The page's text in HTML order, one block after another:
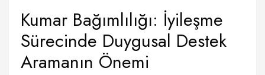
Kumar Bağımlılığı: İyileşme
Sürecinde Duygusal Destek
Aramanın Önemi